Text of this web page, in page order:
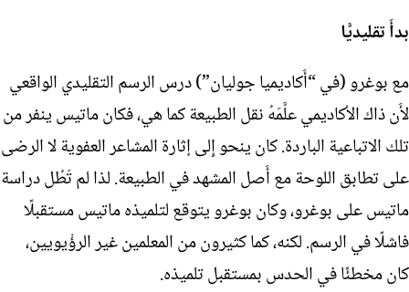
بدأَ تقليديًّا
مع بوغرو (في “أَكاديميا جوليان”) درس الرسم التقليدي الواقعي
لأَن ذاك الأكاديمي علَّمَهُ نقل الطبيعة كما هي، فكان ماتيس ينفر من
تلك الاتباعية الباردة. كان ينحو إِلى إثارة المشاعر العفوية لا الرضى
على تطابق اللوحة مع أَصل المشهد في الطبيعة. لذا لم تَطُل دراسة
ماتيس على بوغرو، وكان بوغرو يتوقع لتلميذه ماتيس مستقبلًا
فاشلًا في الرسم. لكنه، كما كثيرون من المعلمين غير الرؤْيويين،
كان مخطئًا في الحدس بمستقبل تلميذه.